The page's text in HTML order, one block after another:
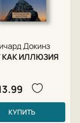
Докинз
КАК ИЛЛЮЗИЯ
КУПИТЬ